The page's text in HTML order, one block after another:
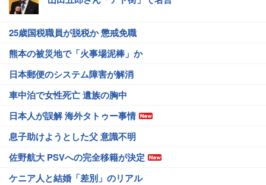
25歳国税職員が脱税か 懲戒免職
熊本の被災地で「火事場泥棒」か
日本郵便のシステム障害が解消
車中泊で女性死亡 遺族の胸中
日本人が誤解 海外タトゥー事情
息子助けようとした父 意識不明
佐野航大 PSVへの完全移籍が決定
ケニア人と結婚「差別」のリアル